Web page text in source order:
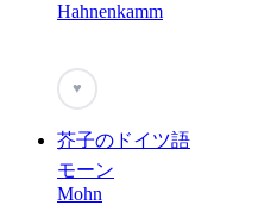
Hahnenkamm
♥
芥子のドイツ語
モーン
Mohn